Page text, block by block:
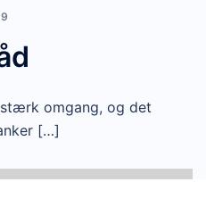
omgang, og det
[…]